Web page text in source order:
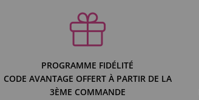
PROGRAMME FIDÉLITÉ
CODE AVANTAGE OFFERT À PARTIR DE LA
3ÈME COMMANDE